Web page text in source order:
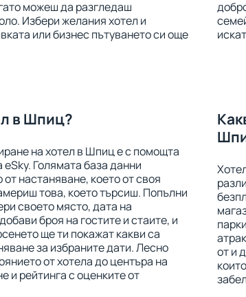
можеш да разгледаш
Избери желания хотел и
или бизнес пътуването си още
в Шпиц?
на хотел в Шпиц е с помощта
eSky. Голямата база данни
настаняване, което от своя
това, което търсиш. Попълни
своето място, дата на
броя на гостите и стаите, и
ще ти покажат какви са
за избраните дати. Лесно
от хотела до центъра на
и рейтинга с оценките от
от и